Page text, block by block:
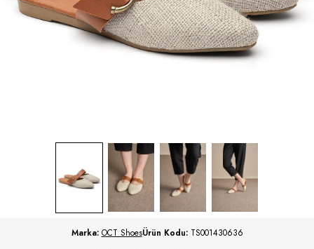
Marka: OCT ShoesÜrün Kodu: TS001430636